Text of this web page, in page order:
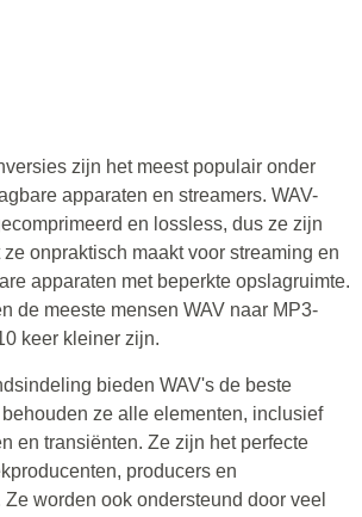
zijn het meest populair onder
apparaten en streamers. WAV-
en lossless, dus ze zijn
onpraktisch maakt voor streaming en
apparaten met beperkte opslagruimte.
de meeste mensen WAV naar MP3-
keer kleiner zijn.
bieden WAV's de beste
ze alle elementen, inclusief
en transiënten. Ze zijn het perfecte
producers en
worden ook ondersteund door veel